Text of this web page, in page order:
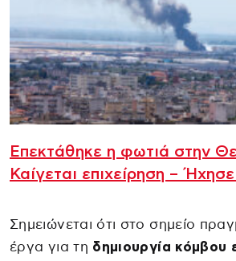
Επεκτάθηκε η φωτιά στην
Καίγεται επιχείρηση –
Σημειώνεται ότι στο σημείο
έργα για τη δημιουργία κόμβου